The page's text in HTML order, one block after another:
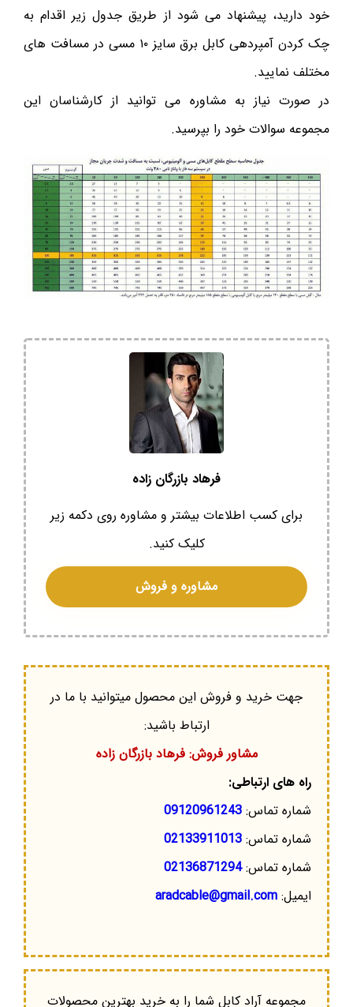
خود دارید، پیشنهاد می شود از طریق جدول زیر اقدام به
چک کردن آمپردهی کابل برق سایز ۱۰ مسی در مسافت های
مختلف نمایید.
در صورت نیاز به مشاوره می توانید از کارشناسان این
مجموعه سوالات خود را بپرسید.
فرهاد بازرگان زاده
برای کسب اطلاعات بیشتر و مشاوره روی دکمه زیر
کلیک کنید.
مشاوره و فروش
جهت خرید و فروش این محصول میتوانید با ما در
ارتباط باشید:
مشاور فروش: فرهاد بازرگان زاده
راه های ارتباطی:
شماره تماس: 09120961243
شماره تماس: 02133911013
شماره تماس:02136871294
ایمیل: aradcable@gmail.com
مجموعه آراد کابل شما را به خرید بهترین محصولات